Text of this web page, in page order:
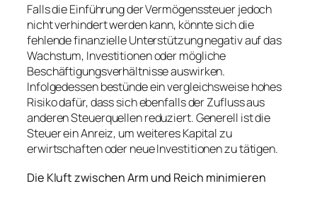
Falls die Einführung der Vermögenssteuer jedoch
nicht verhindert werden kann, könnte sich die
fehlende finanzielle Unterstützung negativ auf das
Wachstum, Investitionen oder mögliche
Beschäftigungsverhältnisse auswirken.
Infolgedessen bestünde ein vergleichsweise hohes
Risiko dafür, dass sich ebenfalls der Zufluss aus
anderen Steuerquellen reduziert. Generell ist die
Steuer ein Anreiz, um weiteres Kapital zu
erwirtschaften oder neue Investitionen zu tätigen.
Die Kluft zwischen Arm und Reich minimieren